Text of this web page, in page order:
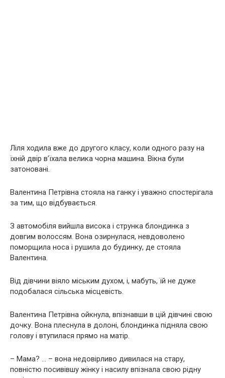
Ліля ходила вже до другого класу, коли одного разу на
їхній двір в’їхала велика чорна машина. Вікна були
затоновані.
Валентина Петрівна стояла на ганку і уважно спостерігала
за тим, що відбувається.
З автомобіля вийшла висока і струнка блондинка з
довгим волоссям. Вона озирнулася, невдоволено
поморщила носа і рушила до будинку, де стояла
Валентина.
Від дівчини віяло міським духом, і, мабуть, їй не дуже
подобалася сільська місцевість.
Валентина Петрівна ойкнула, впізнавши в цій дівчині свою
дочку. Вона плеснула в долоні, блондинка підняла свою
голову і втупилася прямо на матір.
– Мама? … – вона недовірливо дивилася на стару,
повністю посивівшу жінку і насилу впізнала свою рідну